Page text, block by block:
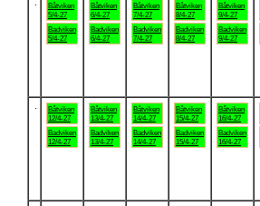
Båtviken
5/4-27
Badviken
5/4-27
Båtviken
6/4-27
Badviken
6/4-27
Båtviken
7/4-27
Badviken
7/4-27
Båtviken
8/4-27
Badviken
8/4-27
Båtviken
9/4-27
Badviken
9/4-27
Båtviken
12/4-27
Badviken
12/4-27
Båtviken
13/4-27
Badviken
13/4-27
Båtviken
14/4-27
Badviken
14/4-27
Båtviken
15/4-27
Badviken
15/4-27
Båtviken
16/4-27
Badviken
16/4-27